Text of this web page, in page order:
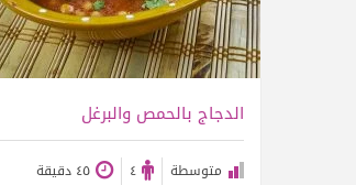
الدجاج بالحمص والبرغل
متوسطة